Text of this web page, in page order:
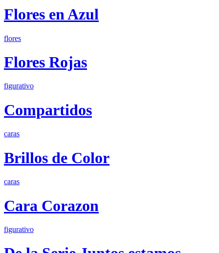
Flores en Azul
flores
Flores Rojas
figurativo
Compartidos
caras
Brillos de Color
caras
Cara Corazon
figurativo